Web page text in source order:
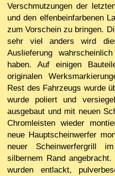
Verschmutzungen der
und den elfenbeinfarbenen
zum Vorschein zu bringen.
sehr viel anders wird
Auslieferung
haben. Auf einigen
originalen
Rest des Fahrzeugs wurde
wurde poliert und
ausgebaut und mit neuen
Chromleisten wieder
neue Hauptscheinwerfer
neuer Scheinwerfergrill
silbernem Rand
wurden entlackt,